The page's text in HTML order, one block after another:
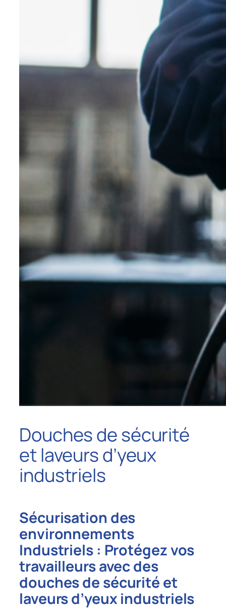
Douches de sécurité
et laveurs d’yeux
industriels
Sécurisation des
environnements
Industriels : Protégez vos
travailleurs avec des
douches de sécurité et
laveurs d’yeux industriels